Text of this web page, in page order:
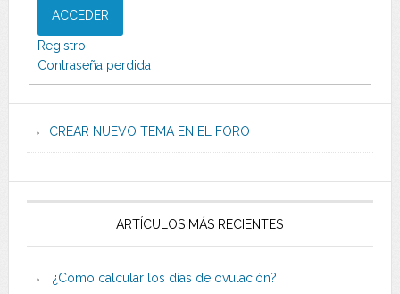
ACCEDER
Registro
Contraseña perdida
CREAR NUEVO TEMA EN EL FORO
ARTÍCULOS MÁS RECIENTES
¿Cómo calcular los días de ovulación?